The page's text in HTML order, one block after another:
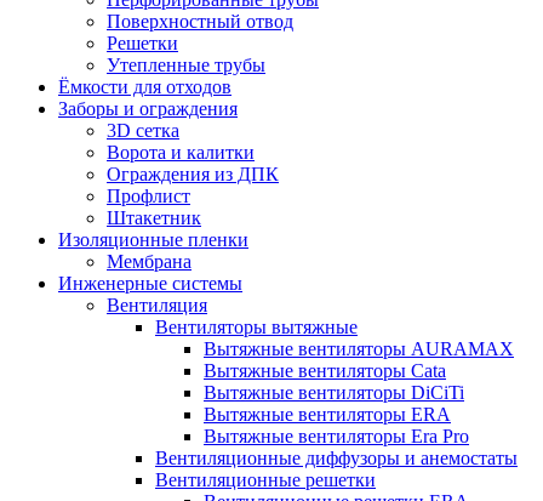
Поверхностный отвод
Решетки
Утепленные трубы
Ёмкости для отходов
Заборы и ограждения
3D сетка
Ворота и калитки
Ограждения из ДПК
Профлист
Штакетник
Изоляционные пленки
Мембрана
Инженерные системы
Вентиляция
Вентиляторы вытяжные
Вытяжные вентиляторы AURAMAX
Вытяжные вентиляторы Cata
Вытяжные вентиляторы DiCiTi
Вытяжные вентиляторы ERA
Вытяжные вентиляторы Era Pro
Вентиляционные диффузоры и анемостаты
Вентиляционные решетки